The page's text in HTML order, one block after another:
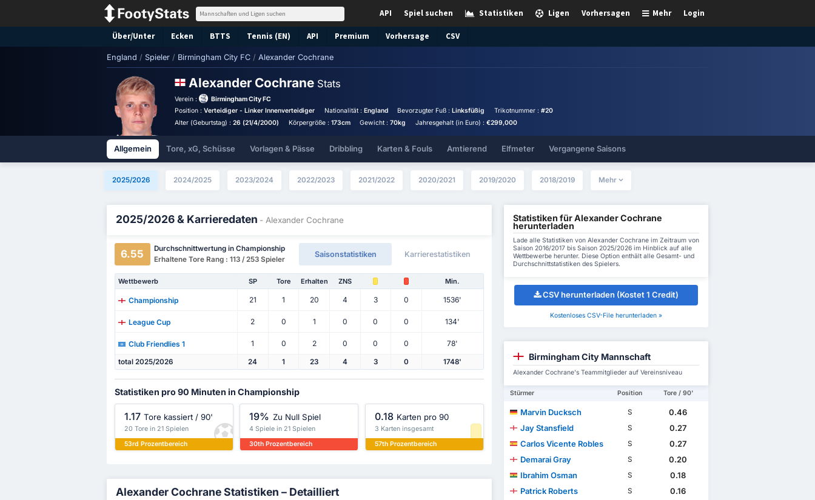
Login
Mehr
Vorhersagen
Ligen
Statistiken
Spiel suchen
API
Über/Unter Ecken BTTS Tennis (EN) API Premium Vorhersage CSV
England / Spieler / Birmingham City FC / Alexander Cochrane
Alexander Cochrane Stats
Verein :
Birmingham City FC
Position :Verteidiger - Linker Innenverteidiger Nationalität : England Bevorzugter Fuß :Linksfüßig Trikotnummer : #20
Alter (Geburtstag) :26 (21/4/2000) Körpergröße : 173cm Gewicht :70kg Jahresgehalt (in Euro) : €299,000
Allgemein Tore, xG, Schüsse Vorlagen & Pässe Dribbling Karten & Fouls Amtierend Elfmeter Vergangene Saisons
2025/2026 2024/2025 2023/2024 2022/2023 2021/2022 2020/2021 2019/2020 2018/2019 Mehr
2025/2026 & Karrieredaten - Alexander Cochrane
6.55
Durchschnittwertung in Championship
Erhaltene Tore Rang : 113 / 253 Spieler
Saisonstatistiken Karrierestatistiken
Wettbewerb SP Tore Erhalten ZNS Min.
Championship 21 1 20 4 3 0 1536'
League Cup 2 0 1 0 0 0 134'
Club Friendlies 1 1 0 2 0 0 0 78'
total 2025/2026 24 1 23 4 3 0 1748'
Statistiken pro 90 Minuten in Championship
1.17 Tore kassiert / 90'
20 Tore in 21 Spielen
53rd Prozentbereich
19% Zu Null Spiel
4 Spiele in 21 Spielen
30th Prozentbereich
0.18 Karten pro 90
3 Karten insgesamt
57th Prozentbereich
Alexander Cochrane Statistiken – Detailliert
Statistiken für Alexander Cochrane
herunterladen
Lade alle Statistiken von Alexander Cochrane im Zeitraum von
Saison 2016/2017 bis Saison 2025/2026 im Hinblick auf alle
Wettbewerbe herunter. Diese Option enthält alle Gesamt- und
Durchschnittstatistiken des Spielers.
CSV herunterladen (Kostet 1 Credit)
Kostenloses CSV-File herunterladen »
Birmingham City Mannschaft
Alexander Cochrane's Teammitglieder auf Vereinsniveau
Stürmer Position Tore / 90'
Marvin Ducksch S
0.46
Jay Stansfield
S
0.27
Carlos Vicente Robles
S
0.27
Demarai Gray
S
0.20
Ibrahim Osman
S
0.18
Patrick Roberts
S
0.16